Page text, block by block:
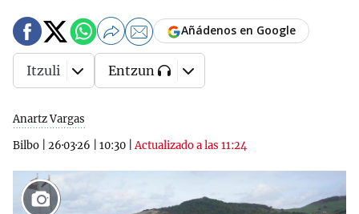
Anartz Vargas
Bilbo
26·03·26 10:30 |Actualizado a las 11:24
Añádenos en Google
Itzuli Entzun